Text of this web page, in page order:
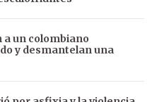
a un colombiano
y desmantelan una